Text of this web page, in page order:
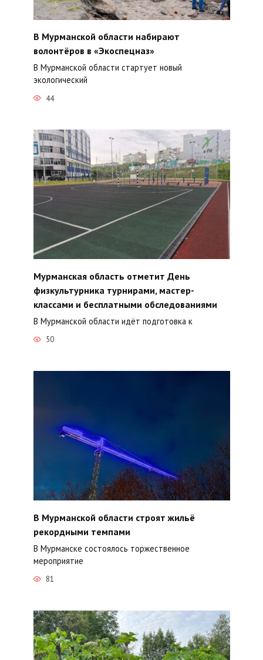
В Мурманской области набирают
волонтёров в «Экоспецназ»
В Мурманской области стартует новый
экологический
44
Мурманская область отметит День
физкультурника турнирами, мастер-
классами и бесплатными обследованиями
В Мурманской области идёт подготовка к
50
В Мурманской области строят жильё
рекордными темпами
В Мурманске состоялось торжественное
мероприятие
81